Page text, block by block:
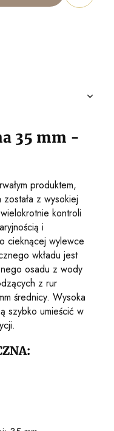
35 mm -
produktem,
z wysokiej
kontroli
i
cieknącej wylewce
wkładu jest
osadu z wody
z rur
średnicy. Wysoka
szybko umieścić w